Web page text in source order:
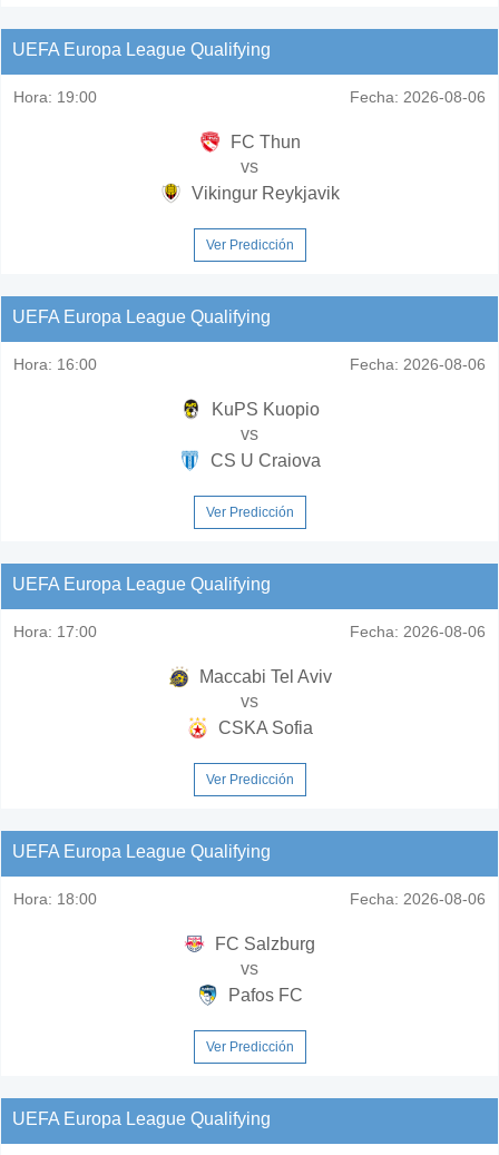
UEFA Europa League Qualifying
Hora: 19:00 Fecha: 2026-08-06
FC Thun
vs
Vikingur Reykjavik
Ver Predicción
UEFA Europa League Qualifying
Hora: 16:00 Fecha: 2026-08-06
KuPS Kuopio
vs
CS U Craiova
Ver Predicción
UEFA Europa League Qualifying
Hora: 17:00 Fecha: 2026-08-06
Maccabi Tel Aviv
vs
CSKA Sofia
Ver Predicción
UEFA Europa League Qualifying
Hora: 18:00 Fecha: 2026-08-06
FC Salzburg
vs
Pafos FC
Ver Predicción
UEFA Europa League Qualifying